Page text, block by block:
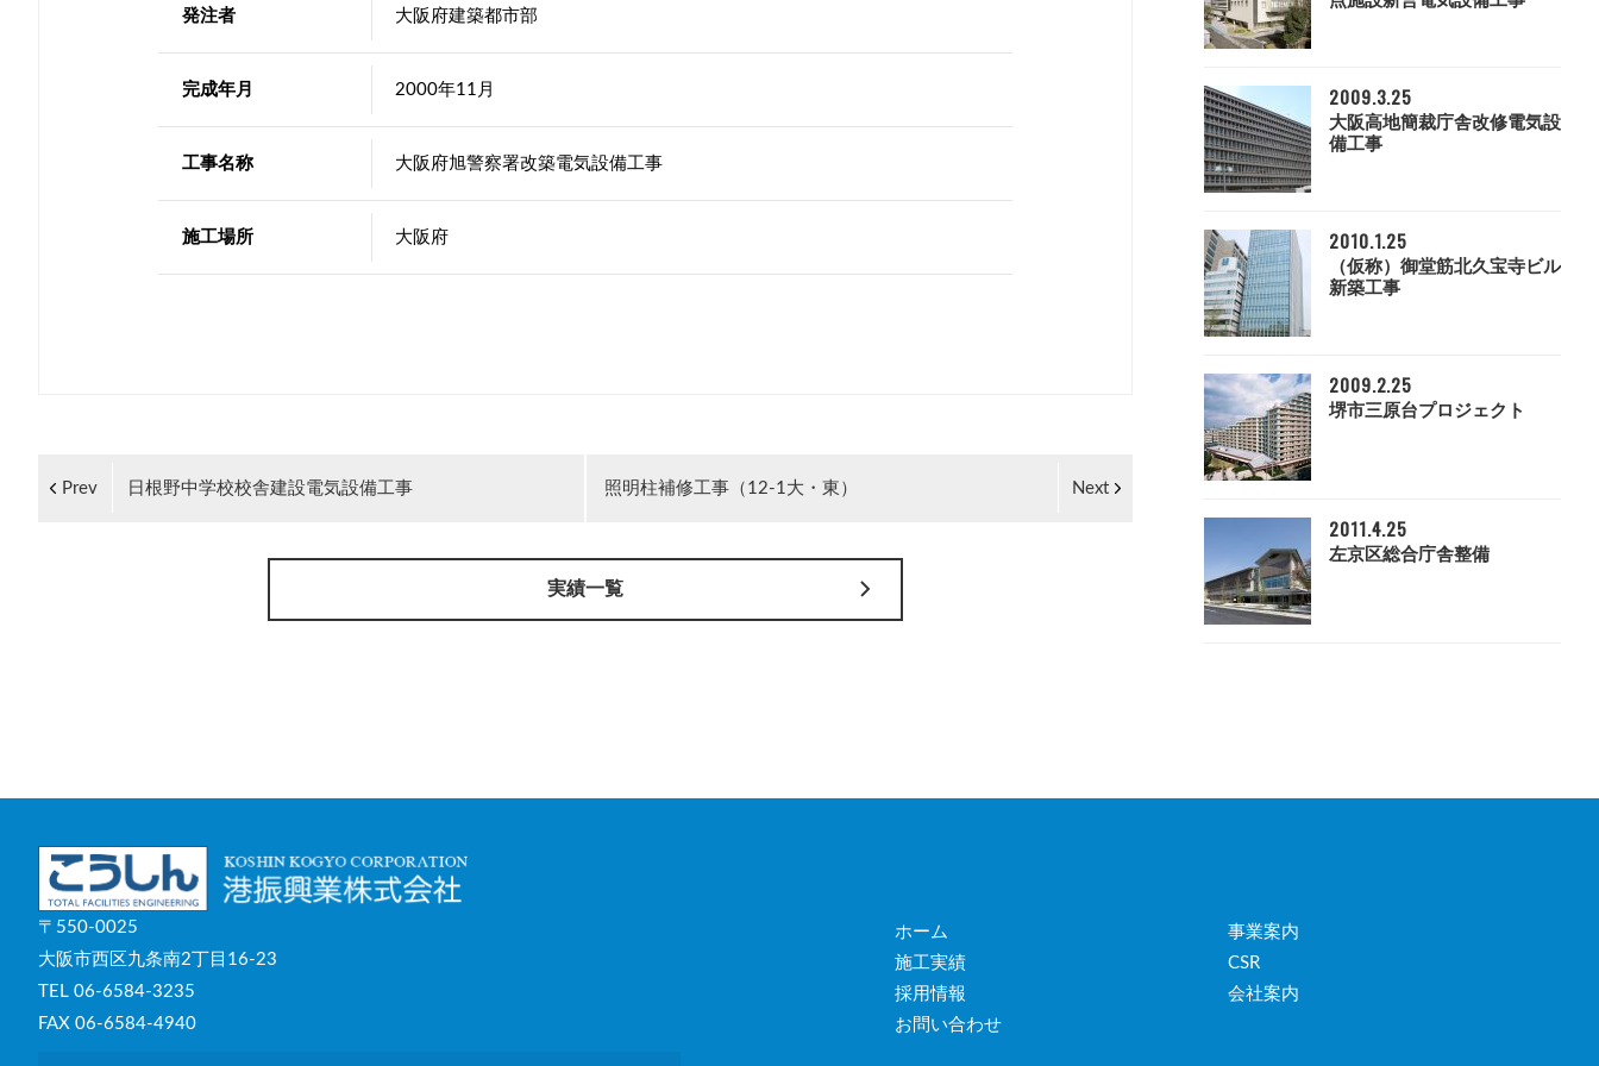
発注者 大阪府建築都市部
完成年月 2000年11月
工事名称 大阪府旭警察署改築電気設備工事
施工場所 大阪府
Prev 日根野中学校校舎建設電気設備工事 Next
照明柱補修工事（12-1大・東）
実績一覧
2009.3.25
大阪高地簡裁庁舎改修電気設
備工事
2010.1.25
（仮称）御堂筋北久宝寺ビル
新築工事
2009.2.25
堺市三原台プロジェクト
2011.4.25
左京区総合庁舎整備
〒550-0025
大阪市西区九条南2丁目16-23
TEL 06-6584-3235
FAX 06-6584-4940
ホーム
事業案内
施工実績
CSR
採用情報
会社案内
お問い合わせ